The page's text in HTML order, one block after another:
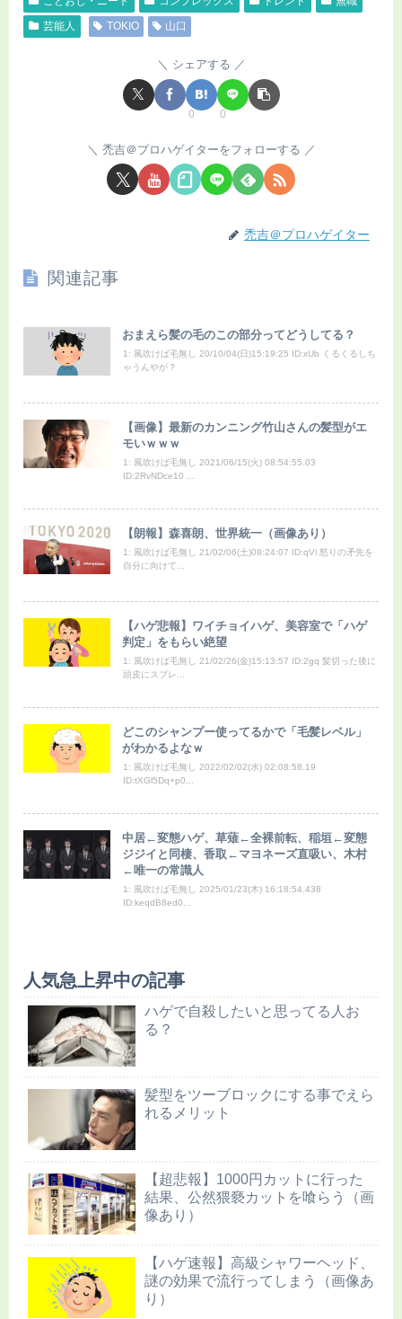
芸能人
TOKIO 山口
シェアする
0 0
禿吉＠プロハゲイターをフォローする
禿吉＠プロハゲイター
関連記事
おまえら髪の毛のこの部分ってどうしてる？
1: 風吹けば毛無し 20/10/04(日)15:19:25 ID:xUb くるくるしち
ゃうんやが？
【画像】最新のカンニング竹山さんの髪型がエ
モいｗｗｗ
1: 風吹けば毛無し 2021/06/15(火) 08:54:55.03
ID:2RvNDce10 ...
【朗報】森喜朗、世界統一（画像あり）
1: 風吹けば毛無し 21/02/06(土)08:24:07 ID:qVi 怒りの矛先を
自分に向けて...
【ハゲ悲報】ワイチョイハゲ、美容室で「ハゲ
判定」をもらい絶望
1: 風吹けば毛無し 21/02/26(金)15:13:57 ID:2gq 髪切った後に
頭皮にスプレ...
どこのシャンプー使ってるかで「毛髪レベル」
がわかるよなｗ
1: 風吹けば毛無し 2022/02/02(水) 02:08:58.19
ID:tXGl5Dq+p0...
中居←変態ハゲ、草薙←全裸前転、稲垣←変態
ジジイと同棲、香取←マヨネーズ直吸い、木村
←唯一の常識人
1: 風吹けば毛無し 2025/01/23(木) 16:18:54.438
ID:keqdB8ed0...
人気急上昇中の記事
ハゲで自殺したいと思ってる人お
る？
髪型をツーブロックにする事でえら
れるメリット
【超悲報】1000円カットに行った
結果、公然猥褻カットを喰らう（画
像あり）
【ハゲ速報】高級シャワーヘッド、
謎の効果で流行ってしまう（画像あ
り）